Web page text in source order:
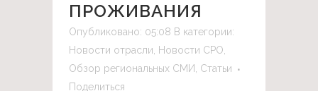
ПРОЖИВАНИЯ
Опубликовано: 05:08 В категории:
Новости отрасли
Новости СРО
Обзор региональных СМИ
Статьи
Поделиться